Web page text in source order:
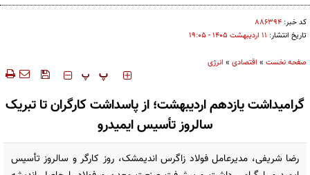
کد خبر: ۸۸۶۳۹۴
تاریخ انتشار: ۱۱ ارديبهشت ۱۴۰۵ - ۱۹:۰۵
صفحه نخست » اقتصادی » انرژی
‍‍‍ پ پ
گرامیداشت یازدهم اردیبهشت؛ از پاسداشت کارگران تا تبریک
سالروز تأسیس ایمیدرو
رضا شریفی، مدیرعامل فولاد زاگرس اندیمشک، روز کارگر و سالروز تأسیس